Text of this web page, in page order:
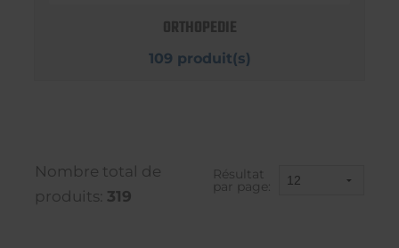
ORTHOPEDIE
109 produit(s)
Nombre total de
produits: 319
Résultat
par page: